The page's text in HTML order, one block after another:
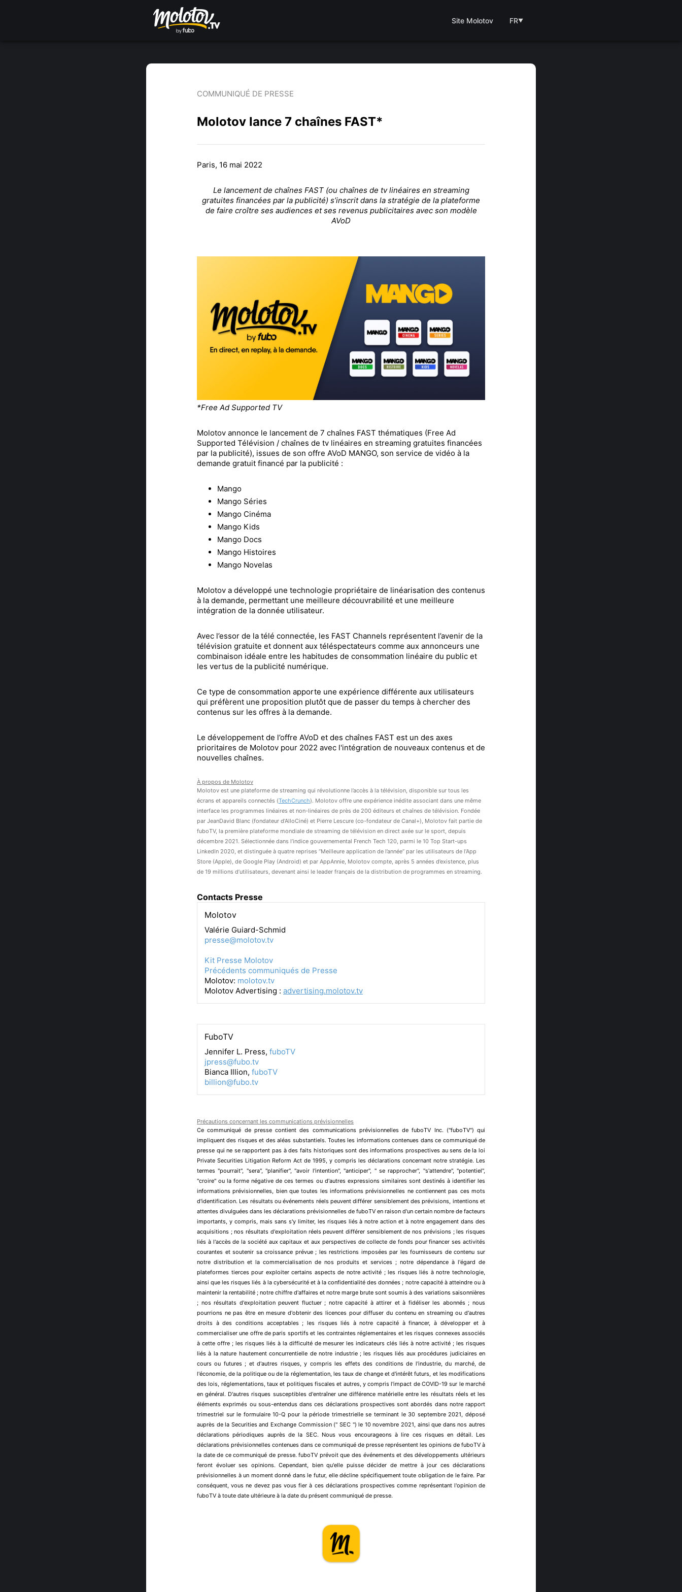
Site Molotov FR▼
COMMUNIQUÉ DE PRESSE
Molotov lance 7 chaînes FAST*
Paris, 16 mai 2022
Le lancement de chaînes FAST (ou chaînes de tv linéaires en streaming
gratuites financées par la publicité) s’inscrit dans la stratégie de la plateforme
de faire croître ses audiences et ses revenus publicitaires avec son modèle
AVoD
*Free Ad Supported TV
Molotov annonce le lancement de 7 chaînes FAST thématiques (Free Ad
Supported Télévision / chaînes de tv linéaires en streaming gratuites financées
par la publicité), issues de son offre AVoD MANGO, son service de vidéo à la
demande gratuit financé par la publicité :
Mango
Mango Séries
Mango Cinéma
Mango Kids
Mango Docs
Mango Histoires
Mango Novelas
Molotov a développé une technologie propriétaire de linéarisation des contenus
à la demande, permettant une meilleure découvrabilité et une meilleure
intégration de la donnée utilisateur.
Avec l’essor de la télé connectée, les FAST Channels représentent l’avenir de la
télévision gratuite et donnent aux téléspectateurs comme aux annonceurs une
combinaison idéale entre les habitudes de consommation linéaire du public et
les vertus de la publicité numérique.
Ce type de consommation apporte une expérience différente aux utilisateurs
qui préfèrent une proposition plutôt que de passer du temps à chercher des
contenus sur les offres à la demande.
Le développement de l’offre AVoD et des chaînes FAST est un des axes
prioritaires de Molotov pour 2022 avec l'intégration de nouveaux contenus et de
nouvelles chaînes.
À propos de Molotov
Molotov est une plateforme de streaming qui révolutionne l’accès à la télévision, disponible sur tous les
écrans et appareils connectés (TechCrunch). Molotov offre une expérience inédite associant dans une même
interface les programmes linéaires et non-linéaires de près de 200 éditeurs et chaînes de télévision. Fondée
par JeanDavid Blanc (fondateur d’AlloCiné) et Pierre Lescure (co-fondateur de Canal+), Molotov fait partie de
fuboTV, la première plateforme mondiale de streaming de télévision en direct axée sur le sport, depuis
décembre 2021. Sélectionnée dans l’indice gouvernemental French Tech 120, parmi le 10 Top Start-ups
LinkedIn 2020, et distinguée à quatre reprises ‘‘Meilleure application de l’année’’ par les utilisateurs de l’App
Store (Apple), de Google Play (Android) et par AppAnnie, Molotov compte, après 5 années d’existence, plus
de 19 millions d’utilisateurs, devenant ainsi le leader français de la distribution de programmes en streaming.
Contacts Presse
Molotov
Valérie Guiard-Schmid
presse@molotov.tv
Kit Presse Molotov
Précédents communiqués de Presse
Molotov: molotov.tv
Molotov Advertising : advertising.molotov.tv
FuboTV
Jennifer L. Press, fuboTV
jpress@fubo.tv
Bianca Illion, fuboTV
billion@fubo.tv
Précautions concernant les communications prévisionnelles
Ce communiqué de presse contient des communications prévisionnelles de fuboTV Inc. ("fuboTV") qui
impliquent des risques et des aléas substantiels. Toutes les informations contenues dans ce communiqué de
presse qui ne se rapportent pas à des faits historiques sont des informations prospectives au sens de la loi
Private Securities Litigation Reform Act de 1995, y compris les déclarations concernant notre stratégie. Les
termes "pourrait", "sera", "planifier", "avoir l'intention", "anticiper", " se rapprocher", "s'attendre", "potentiel",
"croire" ou la forme négative de ces termes ou d'autres expressions similaires sont destinés à identifier les
informations prévisionnelles, bien que toutes les informations prévisionnelles ne contiennent pas ces mots
d'identification. Les résultats ou événements réels peuvent différer sensiblement des prévisions, intentions et
attentes divulguées dans les déclarations prévisionnelles de fuboTV en raison d'un certain nombre de facteurs
importants, y compris, mais sans s'y limiter, les risques liés à notre action et à notre engagement dans des
acquisitions ; nos résultats d'exploitation réels peuvent différer sensiblement de nos prévisions ; les risques
liés à l'accès de la société aux capitaux et aux perspectives de collecte de fonds pour financer ses activités
courantes et soutenir sa croissance prévue ; les restrictions imposées par les fournisseurs de contenu sur
notre distribution et la commercialisation de nos produits et services ; notre dépendance à l'égard de
plateformes tierces pour exploiter certains aspects de notre activité ; les risques liés à notre technologie,
ainsi que les risques liés à la cybersécurité et à la confidentialité des données ; notre capacité à atteindre ou à
maintenir la rentabilité ; notre chiffre d'affaires et notre marge brute sont soumis à des variations saisonnières
; nos résultats d'exploitation peuvent fluctuer ; notre capacité à attirer et à fidéliser les abonnés ; nous
pourrions ne pas être en mesure d'obtenir des licences pour diffuser du contenu en streaming ou d'autres
droits à des conditions acceptables ; les risques liés à notre capacité à financer, à développer et à
commercialiser une offre de paris sportifs et les contraintes réglementaires et les risques connexes associés
à cette offre ; les risques liés à la difficulté de mesurer les indicateurs clés liés à notre activité ; les risques
liés à la nature hautement concurrentielle de notre industrie ; les risques liés aux procédures judiciaires en
cours ou futures ; et d'autres risques, y compris les effets des conditions de l'industrie, du marché, de
l'économie, de la politique ou de la réglementation, les taux de change et d'intérêt futurs, et les modifications
des lois, réglementations, taux et politiques fiscales et autres, y compris l'impact de COVID-19 sur le marché
en général. D'autres risques susceptibles d'entraîner une différence matérielle entre les résultats réels et les
éléments exprimés ou sous-entendus dans ces déclarations prospectives sont abordés dans notre rapport
trimestriel sur le formulaire 10-Q pour la période trimestrielle se terminant le 30 septembre 2021, déposé
auprès de la Securities and Exchange Commission (" SEC ") le 10 novembre 2021, ainsi que dans nos autres
déclarations périodiques auprès de la SEC. Nous vous encourageons à lire ces risques en détail. Les
déclarations prévisionnelles contenues dans ce communiqué de presse représentent les opinions de fuboTV à
la date de ce communiqué de presse. fuboTV prévoit que des événements et des développements ultérieurs
feront évoluer ses opinions. Cependant, bien qu'elle puisse décider de mettre à jour ces déclarations
prévisionnelles à un moment donné dans le futur, elle décline spécifiquement toute obligation de le faire. Par
conséquent, vous ne devez pas vous fier à ces déclarations prospectives comme représentant l'opinion de
fuboTV à toute date ultérieure à la date du présent communiqué de presse.